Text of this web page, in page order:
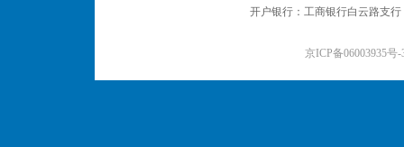
开户银行：工商银行白云路支
京ICP备06003935号-